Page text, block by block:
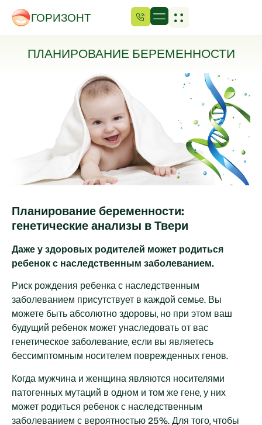
ГОРИЗОНТ
ПЛАНИРОВАНИЕ БЕРЕМЕННОСТИ
Планирование беременности:
генетические анализы в Твери
Даже у здоровых родителей может родиться
ребенок с наследственным заболеванием.
Риск рождения ребенка с наследственным
заболеванием присутствует в каждой семье. Вы
можете быть абсолютно здоровы, но при этом ваш
будущий ребенок может унаследовать от вас
генетическое заболевание, если вы являетесь
бессимптомным носителем поврежденных генов.
Когда мужчина и женщина являются носителями
патогенных мутаций в одном и том же гене, у них
может родиться ребенок с наследственным
заболеванием с вероятностью 25%. Для того, чтобы